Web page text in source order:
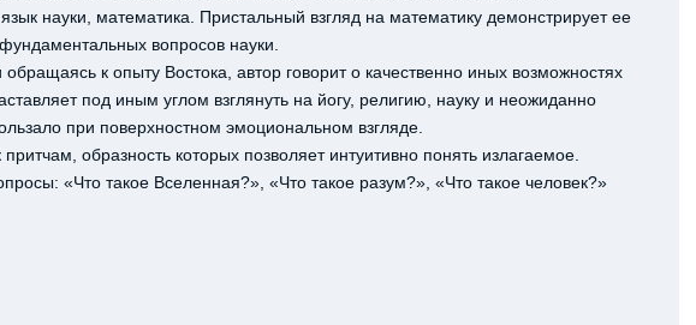
науки, математика. Пристальный взгляд на математику демонстрирует ее
вопросов науки.
к опыту Востока, автор говорит о качественно иных возможностях
под иным углом взглянуть на йогу, религию, науку и неожиданно
при поверхностном эмоциональном взгляде.
образность которых позволяет интуитивно понять излагаемое.
«Что такое Вселенная?», «Что такое разум?», «Что такое человек?»